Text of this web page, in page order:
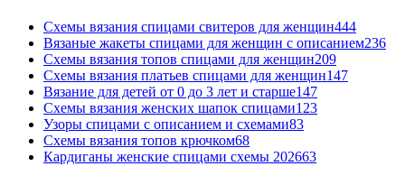
Схемы вязания спицами свитеров для женщин444
Вязаные жакеты спицами для женщин с описанием236
Схемы вязания топов спицами для женщин209
Схемы вязания платьев спицами для женщин147
Вязание для детей от 0 до 3 лет и старше147
Схемы вязания женских шапок спицами123
Узоры спицами с описанием и схемами83
Схемы вязания топов крючком68
Кардиганы женские спицами схемы 202663